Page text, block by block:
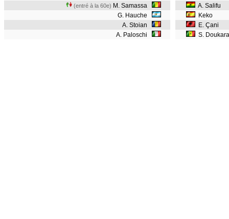
(entré à la 60e) M. Samassa
G. Hauche
A. Stoian
A. Paloschi
A. Salifu
Keko
E. Çani
S. Doukara